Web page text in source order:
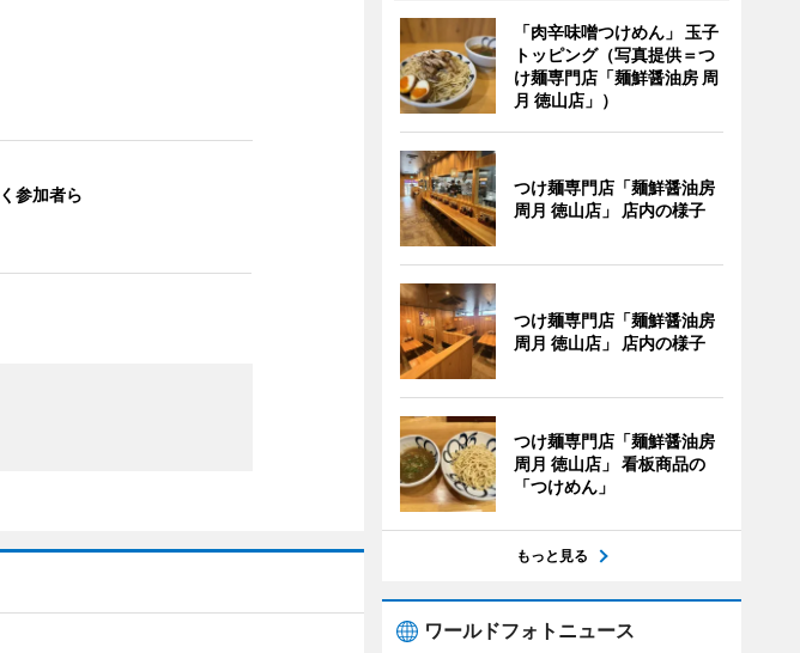
参加者ら
「肉辛味噌つけめん」 玉子
トッピング（写真提供＝つ
け麺専門店「麺鮮醤油房 周
月 徳山店」）
つけ麺専門店「麺鮮醤油房
周月 徳山店」 店内の様子
つけ麺専門店「麺鮮醤油房
周月 徳山店」 店内の様子
つけ麺専門店「麺鮮醤油房
周月 徳山店」 看板商品の
「つけめん」
もっと見る
ワールドフォトニュース